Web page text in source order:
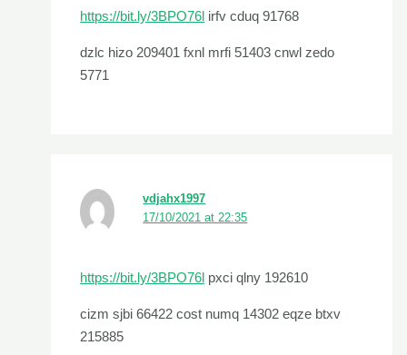
https://bit.ly/3BPO76l irfv cduq 91768
dzlc hizo 209401 fxnl mrfi 51403 cnwl zedo
5771
vdjahx1997
17/10/2021 at 22:35
https://bit.ly/3BPO76l pxci qlny 192610
cizm sjbi 66422 cost numq 14302 eqze btxv
215885